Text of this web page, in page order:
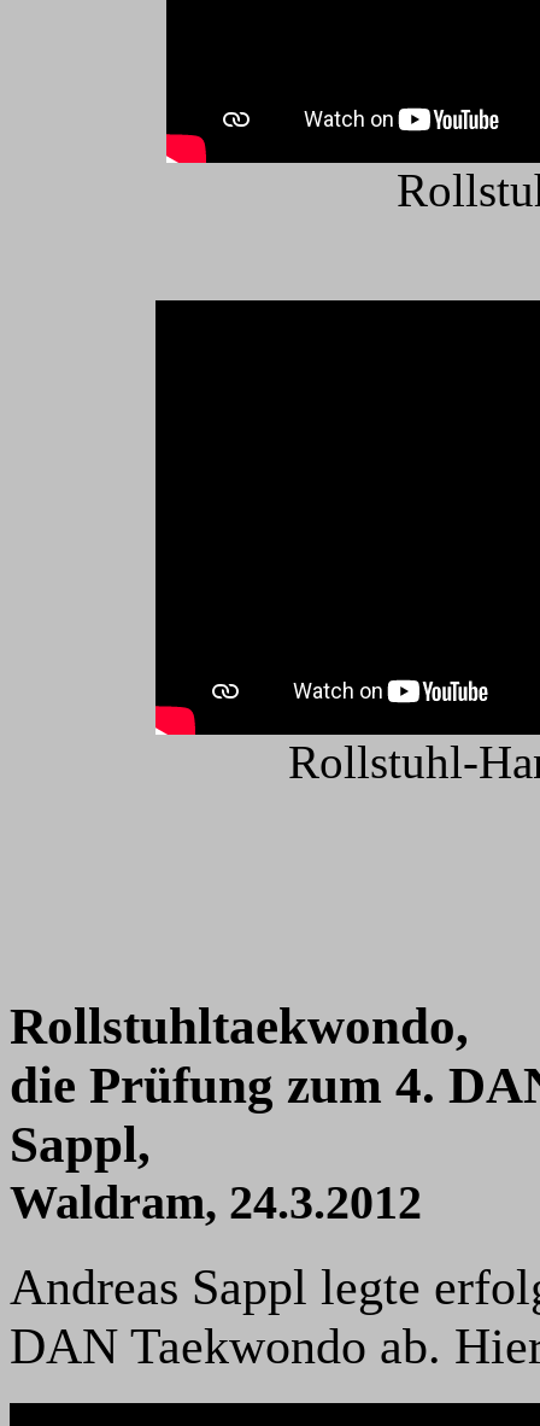
Rollstuhl-
Rollstuhltaekwondo,
die Prüfung zum 4.
Sappl,
Waldram, 24.3.2012
Andreas Sappl legte
DAN Taekwondo ab.